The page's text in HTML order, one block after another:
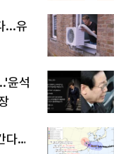
...유
윤석
다…